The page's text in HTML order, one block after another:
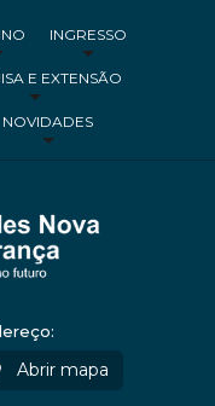
INGRESSO
E EXTENSÃO
NOVIDADES
Abrir mapa